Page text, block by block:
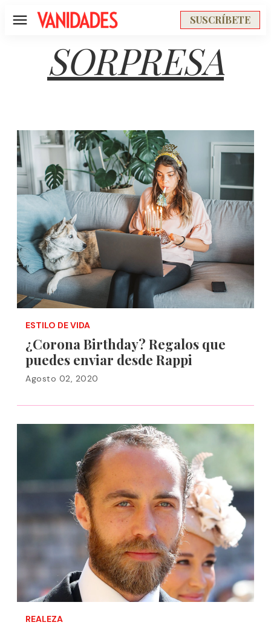
Menú SUSCRÍBETE
SORPRESA
ESTILO DE VIDA
¿Corona Birthday? Regalos que
puedes enviar desde Rappi
Agosto 02, 2020
REALEZA